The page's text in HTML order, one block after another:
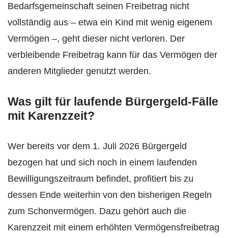
Bedarfsgemeinschaft seinen Freibetrag nicht
vollständig aus – etwa ein Kind mit wenig eigenem
Vermögen –, geht dieser nicht verloren. Der
verbleibende Freibetrag kann für das Vermögen der
anderen Mitglieder genutzt werden.
Was gilt für laufende Bürgergeld-Fälle
mit Karenzzeit?
Wer bereits vor dem 1. Juli 2026 Bürgergeld
bezogen hat und sich noch in einem laufenden
Bewilligungszeitraum befindet, profitiert bis zu
dessen Ende weiterhin von den bisherigen Regeln
zum Schonvermögen. Dazu gehört auch die
Karenzzeit mit einem erhöhten Vermögensfreibetrag